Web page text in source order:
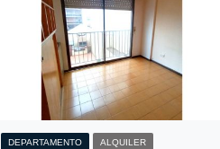
DEPARTAMENTO ALQUILER